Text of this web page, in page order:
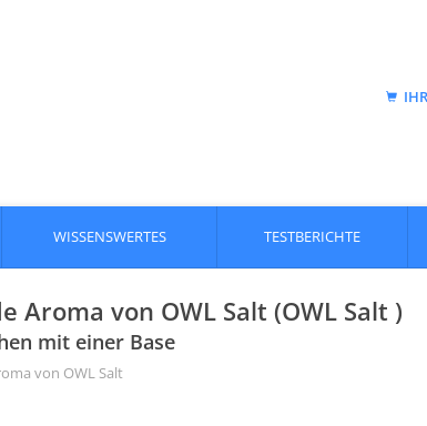
WISSENSWERTES TESTBERICHTE
Aroma von OWL Salt (OWL Salt )
mit einer Base
von OWL Salt